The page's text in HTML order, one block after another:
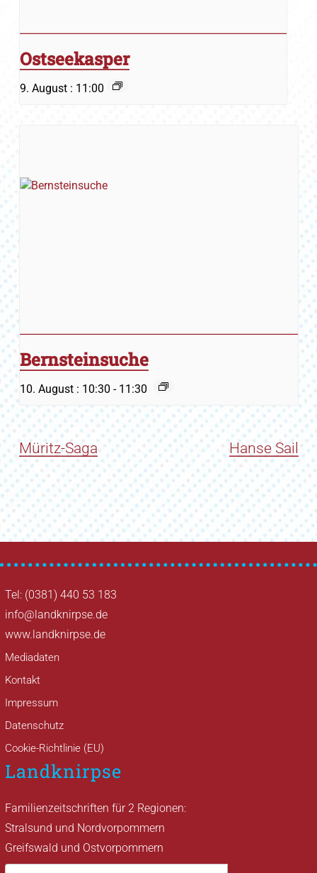
Ostseekasper
9. August : 11:00
Bernsteinsuche
10. August : 10:30 - 11:30
Müritz-Saga Hanse Sail
Tel: (0381) 440 53 183
info@landknirpse.de
www.landknirpse.de
Mediadaten
Kontakt
Impressum
Datenschutz
Cookie-Richtlinie (EU)
Landknirpse
Familienzeitschriften für 2 Regionen:
Stralsund und Nordvorpommern
Greifswald und Ostvorpommern
Suche